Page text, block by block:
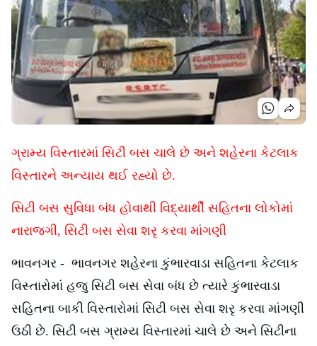
ગ્રામ્ય વિસ્તારમાં સિટી બસ ચાલે છે અને શહેરના કેટલાક
વિસ્તારને અન્યાય થઈ રહ્યો છે.
સિટી બસ સુવિધા બંધ હોવાથી વિદ્યાર્થી સહિતના લોકોમાં
નારાજગી, સિટી બસ સેવા શરૃ કરવા માંગણી
ભાવનગર - ભાવનગર શહેરના કુંભારવાડા સહિતના કેટલાક
વિસ્તારોમાં હજુ સિટી બસ સેવા બંધ છે ત્યારે કુંભારવાડા
સહિતના બાકી વિસ્તારોમાં સિટી બસ સેવા શરૃ કરવા માંગણી
ઉઠી છે. સિટી બસ ગ્રામ્ય વિસ્તારમાં ચાલે છે અને સિટીના